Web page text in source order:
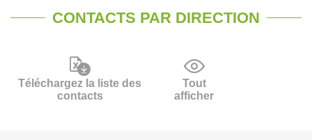
CONTACTS PAR DIRECTION
Téléchargez la liste des
contacts
Tout
afficher